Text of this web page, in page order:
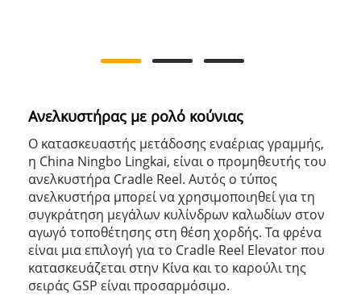
Ανελκυστήρας με ρολό κούνιας
Ο κατασκευαστής μετάδοσης εναέριας γραμμής,
η China Ningbo Lingkai, είναι ο προμηθευτής του
ανελκυστήρα Cradle Reel. Αυτός ο τύπος
ανελκυστήρα μπορεί να χρησιμοποιηθεί για τη
συγκράτηση μεγάλων κυλίνδρων καλωδίων στον
αγωγό τοποθέτησης στη θέση χορδής. Τα φρένα
είναι μια επιλογή για το Cradle Reel Elevator που
κατασκευάζεται στην Κίνα και το καρούλι της
σειράς GSP είναι προσαρμόσιμο.